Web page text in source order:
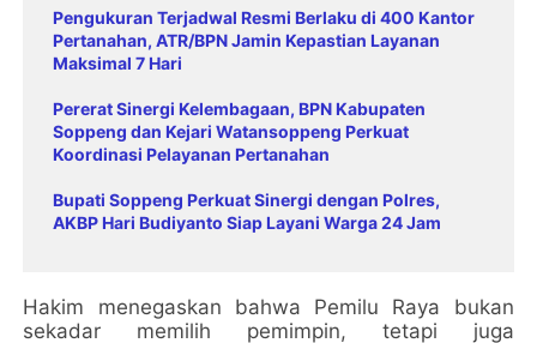
Pengukuran Terjadwal Resmi Berlaku di 400 Kantor
Pertanahan, ATR/BPN Jamin Kepastian Layanan
Maksimal 7 Hari
Pererat Sinergi Kelembagaan, BPN Kabupaten
Soppeng dan Kejari Watansoppeng Perkuat
Koordinasi Pelayanan Pertanahan
Bupati Soppeng Perkuat Sinergi dengan Polres,
AKBP Hari Budiyanto Siap Layani Warga 24 Jam
Hakim menegaskan bahwa Pemilu Raya bukan
sekadar memilih pemimpin, tetapi juga